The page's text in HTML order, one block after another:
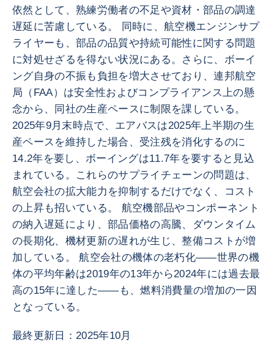
依然として、熟練労働者の不足や資材・部品の調達
遅延に苦慮している。 同時に、航空機エンジンサプ
ライヤーも、部品の品質や持続可能性に関する問題
に対処せざるを得ない状況にある。さらに、ボーイ
ング自身の不振も負担を増大させており、連邦航空
局（FAA）は安全性およびコンプライアンス上の懸
念から、同社の生産ペースに制限を課している。
2025年9月末時点で、エアバスは2025年上半期の生
産ペースを維持した場合、受注残を消化するのに
14.2年を要し、ボーイングは11.7年を要すると見込
まれている。これらのサプライチェーンの問題は、
航空会社の拡大能力を抑制するだけでなく、コスト
の上昇も招いている。 航空機部品やコンポーネント
の納入遅延により、部品価格の高騰、ダウンタイム
の長期化、機材更新の遅れが生じ、整備コストが増
加している。 航空会社の機体の老朽化――世界の機
体の平均年齢は2019年の13年から2024年には過去最
高の15年に達した――も、燃料消費量の増加の一因
となっている。
最終更新日：2025年10月